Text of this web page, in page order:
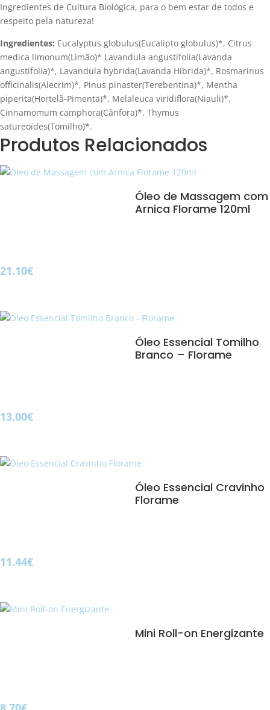
Ingredientes de Cultura Biológica, para o bem estar de todos e
respeito pela natureza!
Ingredientes: Eucalyptus globulus(Eucalipto globulus)*, Citrus
medica limonum(Limão)* Lavandula angustifolia(Lavanda
angustifolia)*, Lavandula hybrida(Lavanda Híbrida)*, Rosmarinus
officinalis(Alecrim)*, Pinus pinaster(Terebentina)*, Mentha
piperita(Hortelã-Pimenta)*, Melaleuca viridiflora(Niauli)*,
Cinnamomum camphora(Cânfora)*, Thymus
satureoïdes(Tomilho)*.
Produtos Relacionados
Óleo de Massagem com
Arnica Florame 120ml
21.10€
Óleo Essencial Tomilho
Branco – Florame
13.00€
Óleo Essencial Cravinho
Florame
11.44€
Mini Roll-on Energizante